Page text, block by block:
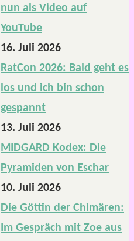
nun als Video auf
YouTube
16. Juli 2026
RatCon 2026: Bald geht es
los und ich bin schon
gespannt
13. Juli 2026
MIDGARD Kodex: Die
Pyramiden von Eschar
10. Juli 2026
Die Göttin der Chimären:
Im Gespräch mit Zoe aus